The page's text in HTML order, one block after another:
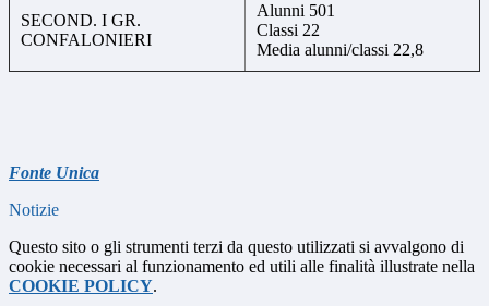
SECOND. I GR.
CONFALONIERI
Alunni 501
Classi 22
Media alunni/classi 22,8
Fonte Unica
Notizie
Questo sito o gli strumenti terzi da questo utilizzati si avvalgono di
cookie necessari al funzionamento ed utili alle finalità illustrate nella
COOKIE POLICY.